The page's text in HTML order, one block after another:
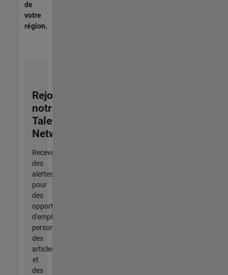
de
votre
région.
Rejoignez
notre
Talent
Network
Recevez
des
alertes
pour
des
opportunités
d'emploi
personnalisées,
des
articles
et
des